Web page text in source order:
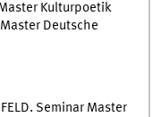
Master Kulturpoetik
Deutsche
FELD. Seminar Master